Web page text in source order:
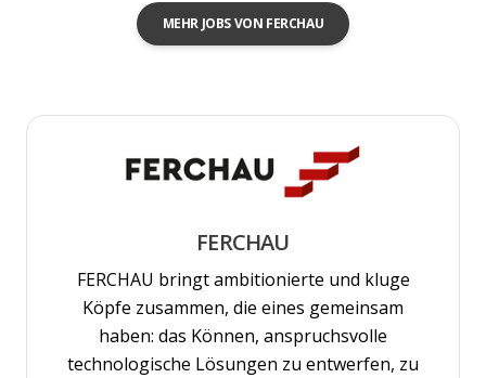
MEHR JOBS VON FERCHAU
FERCHAU
FERCHAU bringt ambitionierte und kluge
Köpfe zusammen, die eines gemeinsam
haben: das Können, anspruchsvolle
technologische Lösungen zu entwerfen, zu